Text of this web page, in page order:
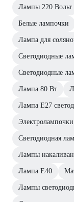
Лампы 220 Вольт
Белые лампочки
Лампа для
Светодиодные
Светодиодные
Лампа 80 Вт
Лампа E27
Светодиодная
Лампы
Лампа E40
Лампы